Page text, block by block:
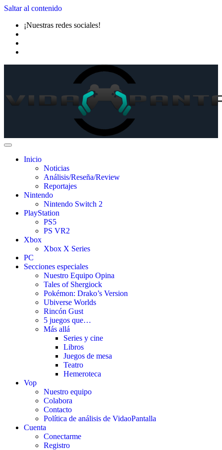
Saltar al contenido
¡Nuestras redes sociales!
Inicio
Noticias
Análisis/Reseña/Review
Reportajes
Nintendo
Nintendo Switch 2
PlayStation
PS5
PS VR2
Xbox
Xbox X Series
PC
Secciones especiales
Nuestro Equipo Opina
Tales of Shergiock
Pokémon: Drako’s Version
Ubiverse Worlds
Rincón Gust
5 juegos que…
Más allá
Series y cine
Libros
Juegos de mesa
Teatro
Hemeroteca
Vop
Nuestro equipo
Colabora
Contacto
Política de análisis de VidaoPantalla
Cuenta
Conectarme
Registro